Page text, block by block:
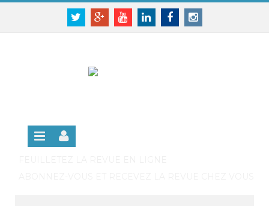
Panneau de gestion des cookies
TwitterGoogle+YoutubeLinkedinFacebookInstagram
SE CONNECTER